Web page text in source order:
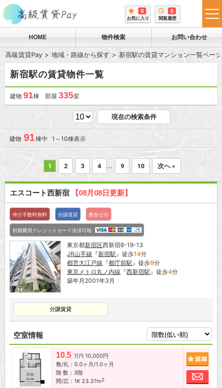
0
お気に入り
0
閲覧履歴
HOME 物件検索 お問い合わせ
高級賃貸Pay 地域・路線から探す 新宿駅の賃貸マンション一覧ページ
新宿駅の賃貸物件一覧
建物 91棟 部屋 335室
現在の検索条件
建物 91棟中 1～10棟表示
1 2 3 4 ... 9 10 次へ »
エスコート西新宿 【08月08日更新】
仲介手数料無料 分譲賃貸 敷金ゼロ
初期費用クレジットカード決済可能
東京都新宿区西新宿8-19-13
JR山手線 『新宿駅』徒歩14分
都営大江戸線 『都庁前駅』徒歩9分
東京メトロ丸ノ内線 『西新宿駅』徒歩4分
築年月2001年3月
分譲賃貸
空室情報
10.5 万円 10,000円
敷/礼：0.0ヶ月/1.0ヶ月
階 数：3階
間/広：1K 23.37m2
お